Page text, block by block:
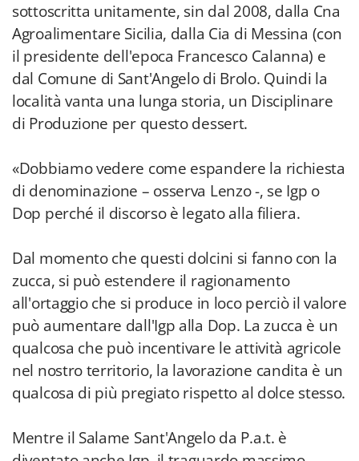
sottoscritta unitamente, sin dal 2008, dalla Cna
Agroalimentare Sicilia, dalla Cia di Messina (con
il presidente dell'epoca Francesco Calanna) e
dal Comune di Sant'Angelo di Brolo. Quindi la
località vanta una lunga storia, un Disciplinare
di Produzione per questo dessert.
«Dobbiamo vedere come espandere la richiesta
di denominazione – osserva Lenzo -, se Igp o
Dop perché il discorso è legato alla filiera.
Dal momento che questi dolcini si fanno con la
zucca, si può estendere il ragionamento
all'ortaggio che si produce in loco perciò il valore
può aumentare dall'Igp alla Dop. La zucca è un
qualcosa che può incentivare le attività agricole
nel nostro territorio, la lavorazione candita è un
qualcosa di più pregiato rispetto al dolce stesso.
Mentre il Salame Sant'Angelo da P.a.t. è